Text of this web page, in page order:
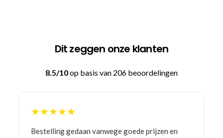
Dit zeggen onze klanten
8.5/10op basis van 206 beoordelingen
★★★★★
Bestelling gedaan vanwege goede prijzen en